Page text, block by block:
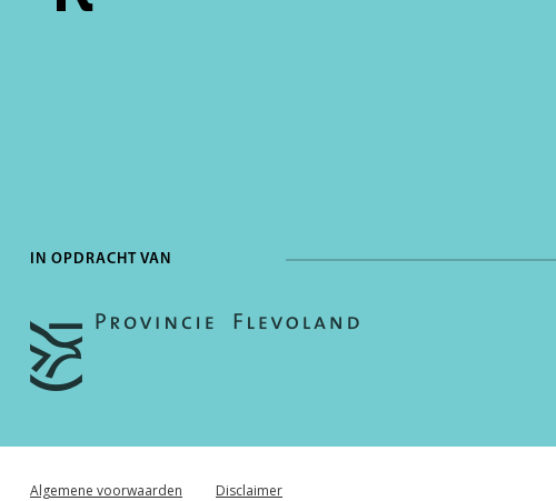
IN OPDRACHT VAN
Algemene voorwaarden Disclaimer